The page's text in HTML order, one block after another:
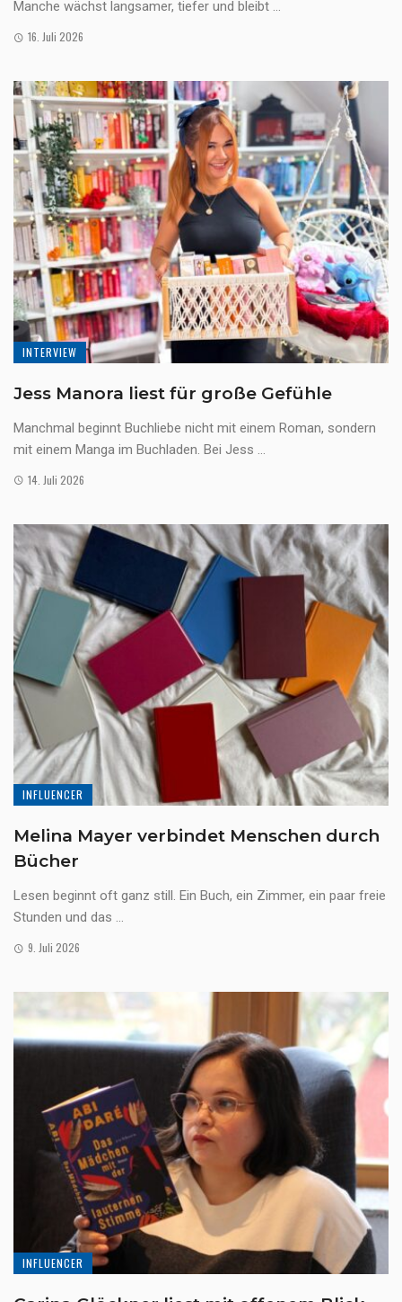
Manche wächst langsamer, tiefer und bleibt ...
16. Juli 2026
INTERVIEW
Jess Manora liest für große Gefühle
Manchmal beginnt Buchliebe nicht mit einem Roman, sondern
mit einem Manga im Buchladen. Bei Jess ...
14. Juli 2026
INFLUENCER
Melina Mayer verbindet Menschen durch
Bücher
Lesen beginnt oft ganz still. Ein Buch, ein Zimmer, ein paar freie
Stunden und das ...
9. Juli 2026
INFLUENCER